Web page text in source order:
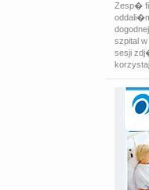
Zesp�
szpital w
sesji